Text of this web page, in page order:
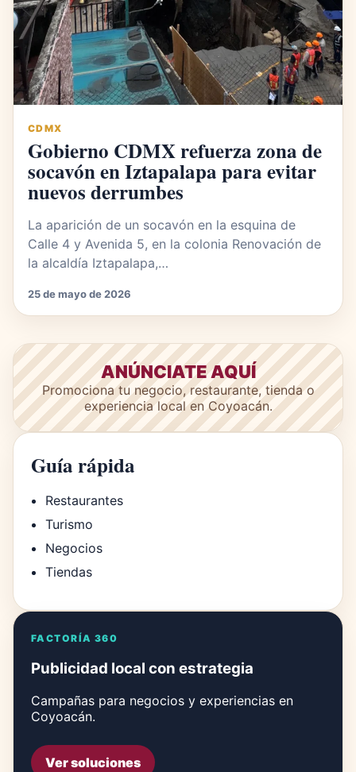
CDMX
Gobierno CDMX refuerza zona de
socavón en Iztapalapa para evitar
nuevos derrumbes
La aparición de un socavón en la esquina de
Calle 4 y Avenida 5, en la colonia Renovación de
la alcaldía Iztapalapa,…
25 de mayo de 2026
ANÚNCIATE AQUÍ
Promociona tu negocio, restaurante, tienda o
experiencia local en Coyoacán.
Guía rápida
Restaurantes
Turismo
Negocios
Tiendas
FACTORÍA 360
Publicidad local con estrategia
Campañas para negocios y experiencias en
Coyoacán.
Ver soluciones